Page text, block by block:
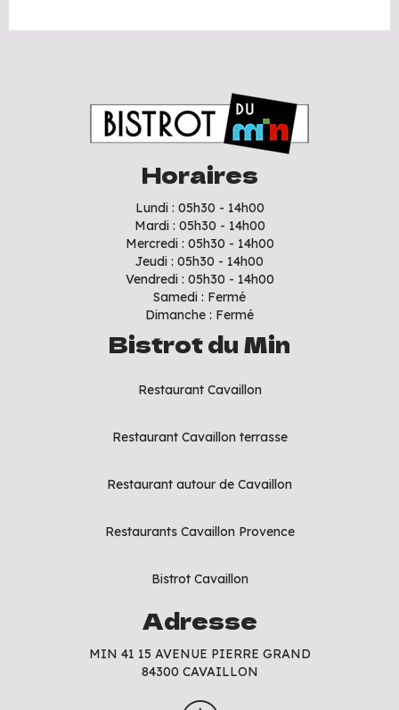
Horaires
Lundi : 05h30 - 14h00
Mardi : 05h30 - 14h00
Mercredi : 05h30 - 14h00
Jeudi : 05h30 - 14h00
Vendredi : 05h30 - 14h00
Samedi : Fermé
Dimanche : Fermé
Bistrot du Min
Restaurant Cavaillon
Restaurant Cavaillon terrasse
Restaurant autour de Cavaillon
Restaurants Cavaillon Provence
Bistrot Cavaillon
Adresse
MIN 41 15 AVENUE PIERRE GRAND
84300 CAVAILLON